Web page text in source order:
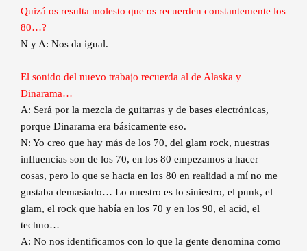
Quizá os resulta molesto que os recuerden constantemente los
80…?
N y A: Nos da igual.
El sonido del nuevo trabajo recuerda al de Alaska y
Dinarama…
A: Será por la mezcla de guitarras y de bases electrónicas,
porque Dinarama era básicamente eso.
N: Yo creo que hay más de los 70, del glam rock, nuestras
influencias son de los 70, en los 80 empezamos a hacer
cosas, pero lo que se hacia en los 80 en realidad a mí no me
gustaba demasiado… Lo nuestro es lo siniestro, el punk, el
glam, el rock que había en los 70 y en los 90, el acid, el
techno…
A: No nos identificamos con lo que la gente denomina como